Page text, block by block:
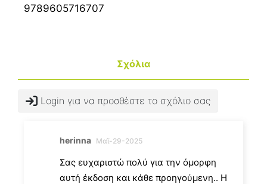
9789605716707
Σχόλια
Login για να προσθέστε το σχόλιο σας
herinna Μαϊ-29-2025
Σας ευχαριστώ πολύ για την όμορφη
αυτή έκδοση και κάθε προηγούμενη.. Η